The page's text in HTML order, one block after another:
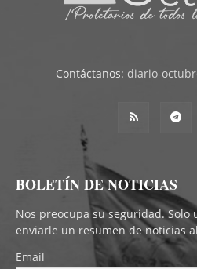
Contáctanos: diario-
BOLETÍN DE NOTICIAS
Nos preocupa su seguridad. Solo
enviarle un resumen de noticias
Email